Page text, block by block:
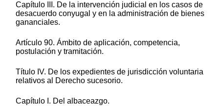
Capítulo III. De la intervención judicial en los casos de
desacuerdo conyugal y en la administración de bienes
gananciales.
Artículo 90. Ámbito de aplicación, competencia,
postulación y tramitación.
Título IV. De los expedientes de jurisdicción voluntaria
relativos al Derecho sucesorio.
Capítulo I. Del albaceazgo.